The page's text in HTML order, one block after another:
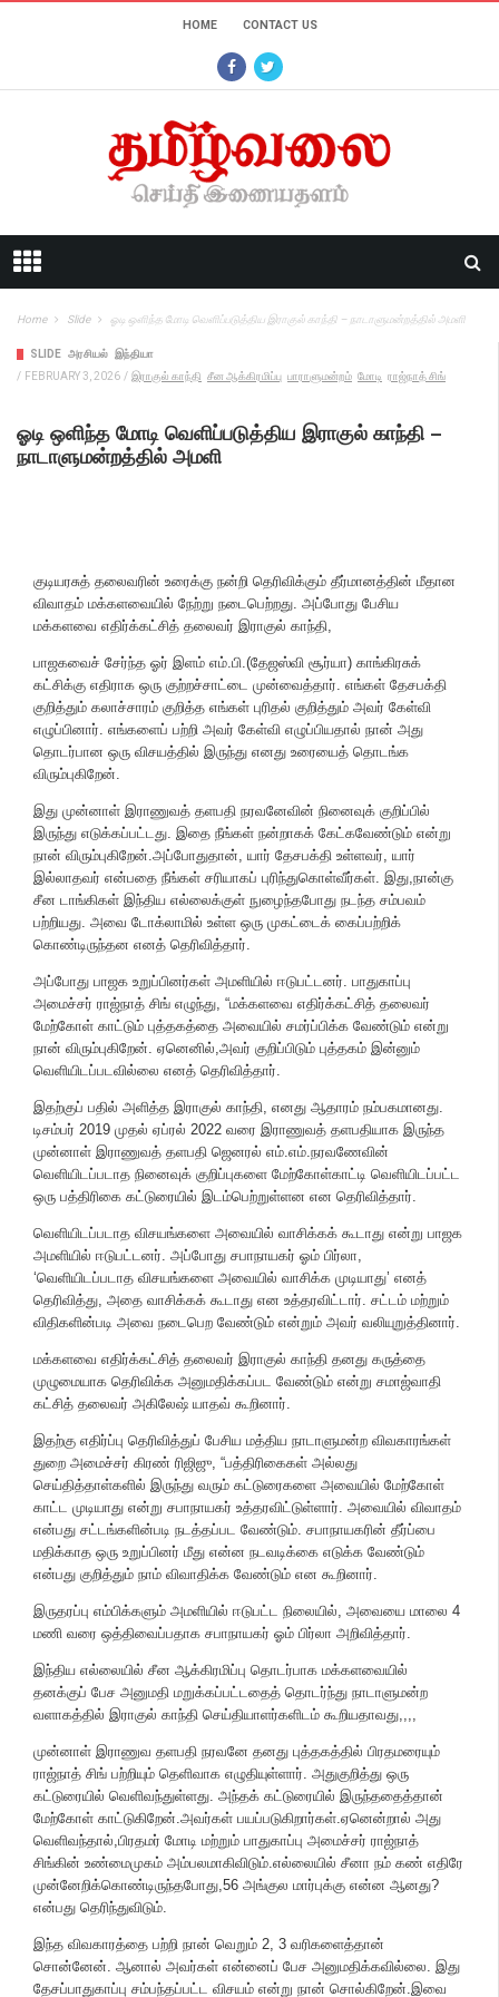
HOME CONTACT US
Home Slide ஓடி ஒளிந்த மோடி வெளிப்படுத்திய இராகுல் காந்தி – நாடாளுமன்றத்தில் அமளி
SLIDE அரசியல் இந்தியா
/ FEBRUARY 3, 2026 / இராகுல் காந்தி சீன ஆக்கிரமிப்பு பாராளுமன்றம் மோடி ராஜ்நாத் சிங்
ஓடி ஒளிந்த மோடி வெளிப்படுத்திய இராகுல் காந்தி –
நாடாளுமன்றத்தில் அமளி
குடியரசுத் தலைவரின் உரைக்கு நன்றி தெரிவிக்கும் தீர்மானத்தின் மீதான
விவாதம் மக்களவையில் நேற்று நடைபெற்றது. அப்போது பேசிய
மக்களவை எதிர்க்கட்சித் தலைவர் இராகுல் காந்தி,
பாஜகவைச் சேர்ந்த ஓர் இளம் எம்.பி.(தேஜஸ்வி சூர்யா) காங்கிரசுக்
கட்சிக்கு எதிராக ஒரு குற்றச்சாட்டை முன்வைத்தார். எங்கள் தேசபக்தி
குறித்தும் கலாச்சாரம் குறித்த எங்கள் புரிதல் குறித்தும் அவர் கேள்வி
எழுப்பினார். எங்களைப் பற்றி அவர் கேள்வி எழுப்பியதால் நான் அது
தொடர்பான ஒரு விசயத்தில் இருந்து எனது உரையைத் தொடங்க
விரும்புகிறேன்.
இது முன்னாள் இராணுவத் தளபதி நரவனேவின் நினைவுக் குறிப்பில்
இருந்து எடுக்கப்பட்டது. இதை நீங்கள் நன்றாகக் கேட்கவேண்டும் என்று
நான் விரும்புகிறேன்.அப்போதுதான், யார் தேசபக்தி உள்ளவர், யார்
இல்லாதவர் என்பதை நீங்கள் சரியாகப் புரிந்துகொள்வீர்கள். இது,நான்கு
சீன டாங்கிகள் இந்திய எல்லைக்குள் நுழைந்தபோது நடந்த சம்பவம்
பற்றியது. அவை டோக்லாமில் உள்ள ஒரு முகட்டைக் கைப்பற்றிக்
கொண்டிருந்தன எனத் தெரிவித்தார்.
அப்போது பாஜக உறுப்பினர்கள் அமளியில் ஈடுபட்டனர். பாதுகாப்பு
அமைச்சர் ராஜ்நாத் சிங் எழுந்து, “மக்களவை எதிர்க்கட்சித் தலைவர்
மேற்கோள் காட்டும் புத்தகத்தை அவையில் சமர்ப்பிக்க வேண்டும் என்று
நான் விரும்புகிறேன். ஏனெனில்,அவர் குறிப்பிடும் புத்தகம் இன்னும்
வெளியிடப்படவில்லை எனத் தெரிவித்தார்.
இதற்குப் பதில் அளித்த இராகுல் காந்தி, எனது ஆதாரம் நம்பகமானது.
டிசம்பர் 2019 முதல் ஏப்ரல் 2022 வரை இராணுவத் தளபதியாக இருந்த
முன்னாள் இராணுவத் தளபதி ஜெனரல் எம்.எம்.நரவணேவின்
வெளியிடப்படாத நினைவுக் குறிப்புகளை மேற்கோள்காட்டி வெளியிடப்பட்ட
ஒரு பத்திரிகை கட்டுரையில் இடம்பெற்றுள்ளன என தெரிவித்தார்.
வெளியிடப்படாத விசயங்களை அவையில் வாசிக்கக் கூடாது என்று பாஜக
அமளியில் ஈடுபட்டனர். அப்போது சபாநாயகர் ஓம் பிர்லா,
‘வெளியிடப்படாத விசயங்களை அவையில் வாசிக்க முடியாது’ எனத்
தெரிவித்து, அதை வாசிக்கக் கூடாது என உத்தரவிட்டார். சட்டம் மற்றும்
விதிகளின்படி அவை நடைபெற வேண்டும் என்றும் அவர் வலியுறுத்தினார்.
மக்களவை எதிர்க்கட்சித் தலைவர் இராகுல் காந்தி தனது கருத்தை
முழுமையாக தெரிவிக்க அனுமதிக்கப்பட வேண்டும் என்று சமாஜ்வாதி
கட்சித் தலைவர் அகிலேஷ் யாதவ் கூறினார்.
இதற்கு எதிர்ப்பு தெரிவித்துப் பேசிய மத்திய நாடாளுமன்ற விவகாரங்கள்
துறை அமைச்சர் கிரண் ரிஜிஜு, “பத்திரிகைகள் அல்லது
செய்தித்தாள்களில் இருந்து வரும் கட்டுரைகளை அவையில் மேற்கோள்
காட்ட முடியாது என்று சபாநாயகர் உத்தரவிட்டுள்ளார். அவையில் விவாதம்
என்பது சட்டங்களின்படி நடத்தப்பட வேண்டும். சபாநாயகரின் தீர்ப்பை
மதிக்காத ஒரு உறுப்பினர் மீது என்ன நடவடிக்கை எடுக்க வேண்டும்
என்பது குறித்தும் நாம் விவாதிக்க வேண்டும் என கூறினார்.
இருதரப்பு எம்பிக்களும் அமளியில் ஈடுபட்ட நிலையில், அவையை மாலை 4
மணி வரை ஒத்திவைப்பதாக சபாநாயகர் ஓம் பிர்லா அறிவித்தார்.
இந்திய எல்லையில் சீன ஆக்கிரமிப்பு தொடர்பாக மக்களவையில்
தனக்குப் பேச அனுமதி மறுக்கப்பட்டதைத் தொடர்ந்து நாடாளுமன்ற
வளாகத்தில் இராகுல் காந்தி செய்தியாளர்களிடம் கூறியதாவது,,,,
முன்னாள் இராணுவ தளபதி நரவனே தனது புத்தகத்தில் பிரதமரையும்
ராஜ்நாத் சிங் பற்றியும் தெளிவாக எழுதியுள்ளார். அதுகுறித்து ஒரு
கட்டுரையில் வெளிவந்துள்ளது. அந்தக் கட்டுரையில் இருந்ததைத்தான்
மேற்கோள் காட்டுகிறேன்.அவர்கள் பயப்படுகிறார்கள்.ஏனென்றால் அது
வெளிவந்தால்,பிரதமர் மோடி மற்றும் பாதுகாப்பு அமைச்சர் ராஜ்நாத்
சிங்கின் உண்மைமுகம் அம்பலமாகிவிடும்.எல்லையில் சீனா நம் கண் எதிரே
முன்னேறிக்கொண்டிருந்தபோது,56 அங்குல மார்புக்கு என்ன ஆனது?
என்பது தெரிந்துவிடும்.
இந்த விவகாரத்தை பற்றி நான் வெறும் 2, 3 வரிகளைத்தான்
சொன்னேன். ஆனால் அவர்கள் என்னைப் பேச அனுமதிக்கவில்லை. இது
தேசப்பாதுகாப்பு சம்பந்தப்பட்ட விசயம் என்று நான் சொல்கிறேன்.இவை